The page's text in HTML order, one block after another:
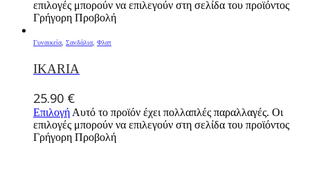
επιλογές μπορούν να επιλεγούν στη σελίδα του προϊόντος
Γρήγορη Προβολή
Γυναικεία Σανδάλια Φλατ
IKARIA
25.90 €
Επιλογή Αυτό το προϊόν έχει πολλαπλές παραλλαγές. Οι
επιλογές μπορούν να επιλεγούν στη σελίδα του προϊόντος
Γρήγορη Προβολή